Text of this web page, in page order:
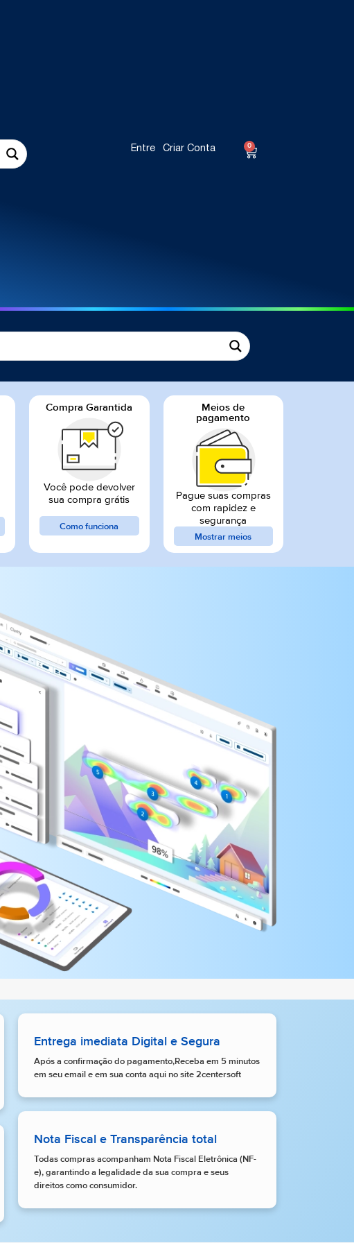
Entre Criar Conta 0
Compra Garantida
Você pode devolver
sua compra grátis
Como funciona
Meios de
pagamento
Pague suas compras
com rapidez e
segurança
Mostrar meios
Entrega imediata Digital e Segura
Após a confirmação do pagamento,Receba em 5 minutos
em seu email e em sua conta aqui no site 2centersoft
Nota Fiscal e Transparência total
Todas compras acompanham Nota Fiscal Eletrônica (NF-
e), garantindo a legalidade da sua compra e seus
direitos como consumidor.